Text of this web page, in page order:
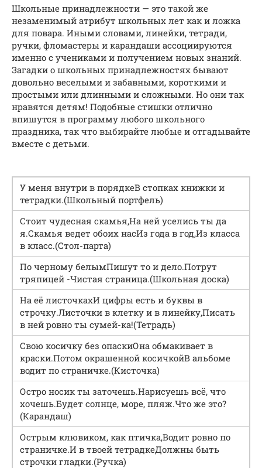
Школьные принадлежности — это такой же
незаменимый атрибут школьных лет как и ложка
для повара. Иными словами, линейки, тетради,
ручки, фломастеры и карандаши ассоциируются
именно с учениками и получением новых знаний.
Загадки о школьных принадлежностях бывают
довольно веселыми и забавными, короткими и
простыми или длинными и сложными. Но они так
нравятся детям! Подобные стишки отлично
впишутся в программу любого школьного
праздника, так что выбирайте любые и отгадывайте
вместе с детьми.
У меня внутри в порядкеВ стопках книжки и
тетрадки.(Школьный портфель)
Стоит чудесная скамья,На ней уселись ты да
я.Скамья ведет обоих насИз года в год,Из класса
в класс.(Стол-парта)
По черному белымПишут то и дело.Потрут
тряпицей -Чистая страница.(Школьная доска)
На её листочкахИ цифры есть и буквы в
строчку.Листочки в клетку и в линейку,Писать
в ней ровно ты сумей-ка!(Тетрадь)
Свою косичку без опаскиОна обмакивает в
краски.Потом окрашенной косичкойВ альбоме
водит по страничке.(Кисточка)
Остро носик ты заточешь.Нарисуешь всё, что
хочешь.Будет солнце, море, пляж.Что же это?
(Карандаш)
Острым клювиком, как птичка,Водит ровно по
страничке.И в твоей тетрадкеДолжны быть
строчки гладки.(Ручка)